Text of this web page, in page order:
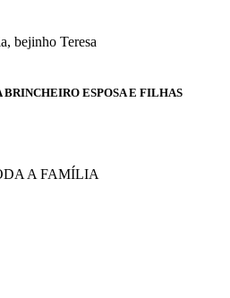
bejinho Teresa
ESPOSA E FILHAS
A FAMÍLIA